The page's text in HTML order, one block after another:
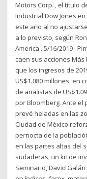
Motors Corp. , el título
Industrial Dow Jones
este año al no
a lo previsto, según
America . 5/16/2019 ·
caen sus acciones
que los ingresos de
US$1.080 millones, en
de analistas de
por Bloomberg. Ante
prevé heladas en las
Ciudad de México
pernocta de la
en las partes altas del
sudaderas, un kit de
Seminario, David